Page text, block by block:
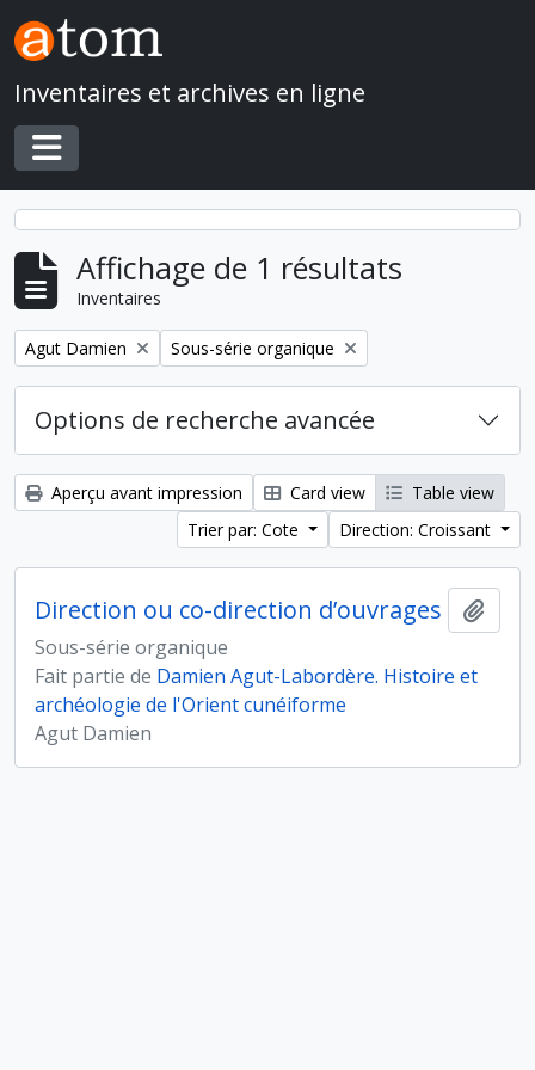
Skip to main content
Inventaires et archives en ligne
Toggle navigation
Affichage de 1 résultats
Inventaires
Remove filter:
Agut Damien Remove filter:
Sous-série organique
Options de recherche avancée
Aperçu avant impression Card view
Table view
Trier par: Cote
Direction: Croissant
Direction ou co-direction d’ouvrages
Sous-série organique
Fait partie de Damien Agut-Labordère. Histoire et
archéologie de l'Orient cunéiforme
Agut Damien